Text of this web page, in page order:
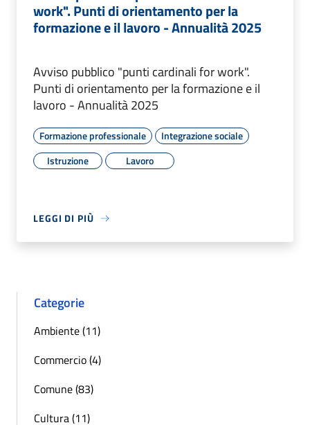
work". Punti di orientamento per la
formazione e il lavoro - Annualità 2025
Avviso pubblico "punti cardinali for work".
Punti di orientamento per la formazione e il
lavoro - Annualità 2025
Formazione professionale
Integrazione sociale
Istruzione
Lavoro
LEGGI DI PIÙ
Categorie
Ambiente (11)
Commercio (4)
Comune (83)
Cultura (11)